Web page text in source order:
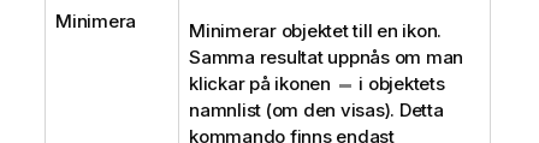
Minimera
Minimerar objektet till en ikon.
Samma resultat uppnås om man
klickar på ikonen
i objektets
namnlist (om den visas). Detta
kommando finns endast